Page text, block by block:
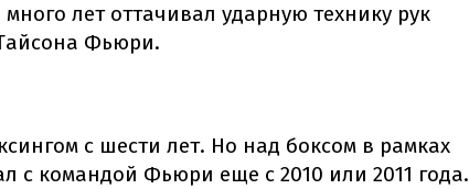
лет оттачивал ударную технику рук
Фьюри.
с шести лет. Но над боксом в рамках
с командой Фьюри еще с 2010 или 2011 года.